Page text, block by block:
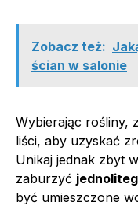
Zobacz też:
ścian w salonie
Wybierając rośliny,
liści, aby uzyskać
Unikaj jednak zbyt
zaburzyć
być umieszczone